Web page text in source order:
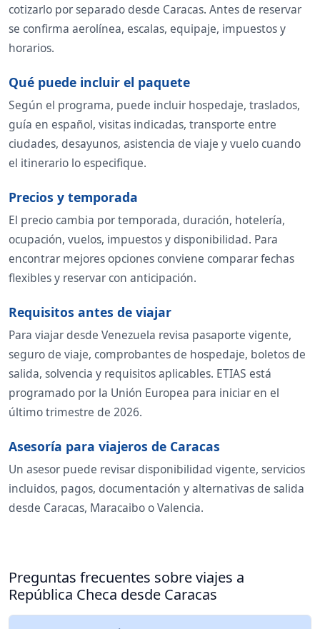
cotizarlo por separado desde Caracas. Antes de reservar
se confirma aerolínea, escalas, equipaje, impuestos y
horarios.
Qué puede incluir el paquete
Según el programa, puede incluir hospedaje, traslados,
guía en español, visitas indicadas, transporte entre
ciudades, desayunos, asistencia de viaje y vuelo cuando
el itinerario lo especifique.
Precios y temporada
El precio cambia por temporada, duración, hotelería,
ocupación, vuelos, impuestos y disponibilidad. Para
encontrar mejores opciones conviene comparar fechas
flexibles y reservar con anticipación.
Requisitos antes de viajar
Para viajar desde Venezuela revisa pasaporte vigente,
seguro de viaje, comprobantes de hospedaje, boletos de
salida, solvencia y requisitos aplicables. ETIAS está
programado por la Unión Europea para iniciar en el
último trimestre de 2026.
Asesoría para viajeros de Caracas
Un asesor puede revisar disponibilidad vigente, servicios
incluidos, pagos, documentación y alternativas de salida
desde Caracas, Maracaibo o Valencia.
Preguntas frecuentes sobre viajes a
República Checa desde Caracas